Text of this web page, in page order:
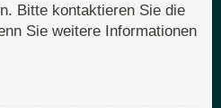
Bitte kontaktieren Sie die
Sie weitere Informationen